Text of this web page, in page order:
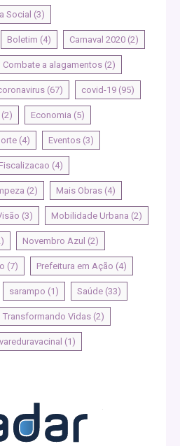
Social (3)
Boletim (4) Carnaval 2020 (2)
Combate a alagamentos (2)
(67) covid-19 (95)
(2) Economia (5)
(4) Eventos (3)
Fiscalizacao (4)
(2) Mais Obras (4)
(3) Mobilidade Urbana (2)
Novembro Azul (2)
(7) Prefeitura em Ação (4)
sarampo (1) Saúde (33)
Transformando Vidas (2)
vareduravacinal (1)